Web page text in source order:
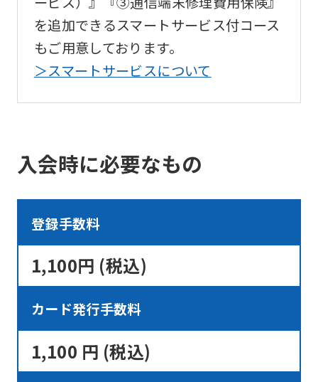
を追加できるスマートサービス付コース
もご用意しております。
＞スマートサービスについて
入会時に必要なもの
登録手数料
1,100円 (税込)
カード発行手数料
1,100 円 (税込)